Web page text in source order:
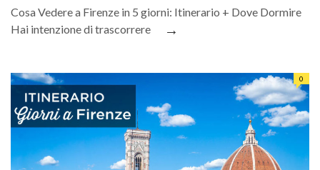
Cosa Vedere a Firenze in 5 giorni: Itinerario + Dove Dormire
Hai intenzione di trascorrere
→
0